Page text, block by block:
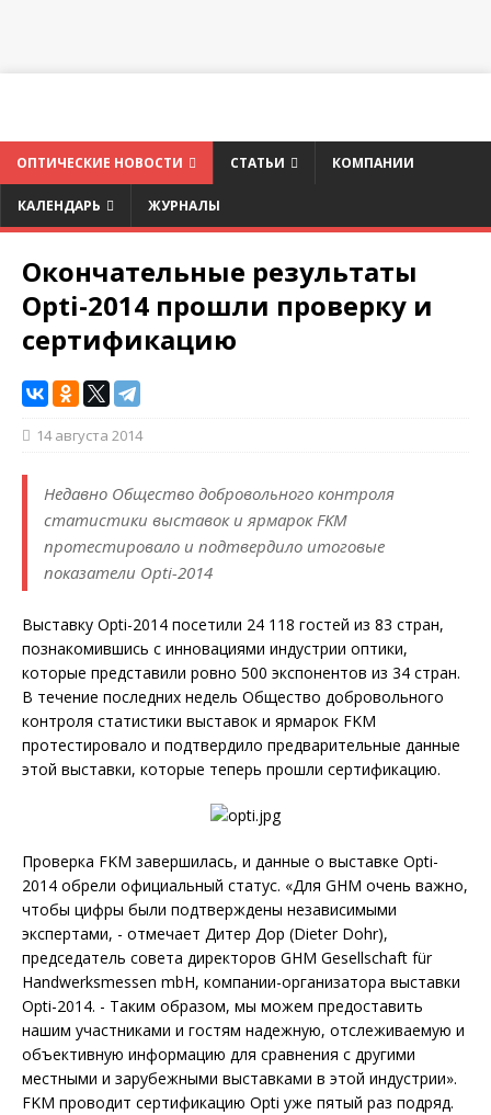
ОПТИЧЕСКИЕ НОВОСТИ СТАТЬИ КОМПАНИИ
КАЛЕНДАРЬ ЖУРНАЛЫ
Окончательные результаты
Opti-2014 прошли проверку и
сертификацию
14 августа 2014
Недавно Общество добровольного контроля
статистики выставок и ярмарок FKM
протестировало и подтвердило итоговые
показатели Opti-2014
Выставку Opti-2014 посетили 24 118 гостей из 83 стран,
познакомившись с инновациями индустрии оптики,
которые представили ровно 500 экспонентов из 34 стран.
В течение последних недель Общество добровольного
контроля статистики выставок и ярмарок FKM
протестировало и подтвердило предварительные данные
этой выставки, которые теперь прошли сертификацию.
Проверка FKM завершилась, и данные о выставке Opti-
2014 обрели официальный статус. «Для GHM очень важно,
чтобы цифры были подтверждены независимыми
экспертами, - отмечает Дитер Дор (Dieter Dohr),
председатель совета директоров GHM Gesellschaft für
Handwerksmessen mbH, компании-организатора выставки
Opti-2014. - Таким образом, мы можем предоставить
нашим участниками и гостям надежную, отслеживаемую и
объективную информацию для сравнения с другими
местными и зарубежными выставками в этой индустрии».
FKM проводит сертификацию Opti уже пятый раз подряд.